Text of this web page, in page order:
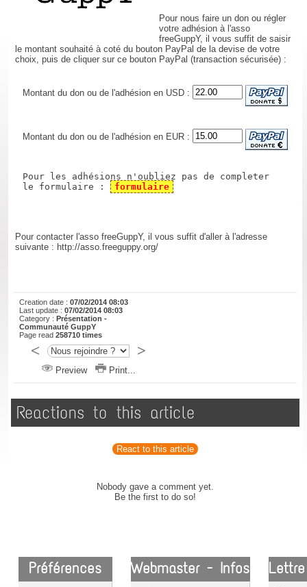
Pour nous faire un don ou régler
votre adhésion à l'asso
freeGuppY, il vous suffit de saisir
le montant souhaité à coté du bouton PayPal de la devise de votre
choix, puis de cliquer sur ce bouton PayPal (transaction sécurisée) :
Montant du don ou de l'adhésion en USD :
Montant du don ou de l'adhésion en EUR :
Pour les adhésions n'oubliez pas de completer
le formulaire :
formulaire
Pour contacter l'asso freeGuppY, il vous suffit d'aller à l'adresse
suivante : http://asso.freeguppy.org/
Creation date : 07/02/2014 08:03
Last update : 07/02/2014 08:03
Category : Présentation -
Communauté GuppY
Page read 258710 times
Preview Print...
Reactions to this article
React to this article
Nobody gave a comment yet.
Be the first to do so!
Préférences Webmaster - Infos